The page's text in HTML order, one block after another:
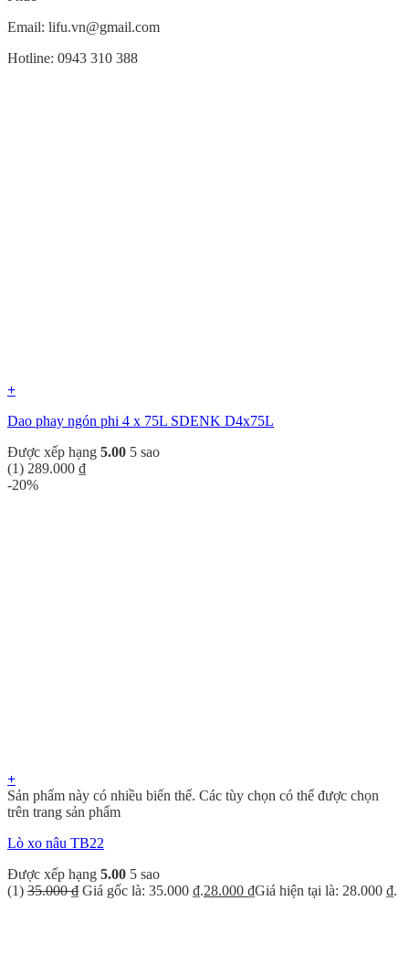
Email: lifu.vn@gmail.com
Hotline: 0943 310 388
+
Dao phay ngón phi 4 x 75L SDENK D4x75L
Được xếp hạng 5.00 5 sao
(1) 289.000 ₫
-20%
+
Sản phẩm này có nhiều biến thể. Các tùy chọn có thể được chọn
trên trang sản phẩm
Lò xo nâu TB22
Được xếp hạng 5.00 5 sao
(1) 35.000₫ Giá gốc là: 35.000 ₫.28.000 ₫Giá hiện tại là: 28.000 ₫.